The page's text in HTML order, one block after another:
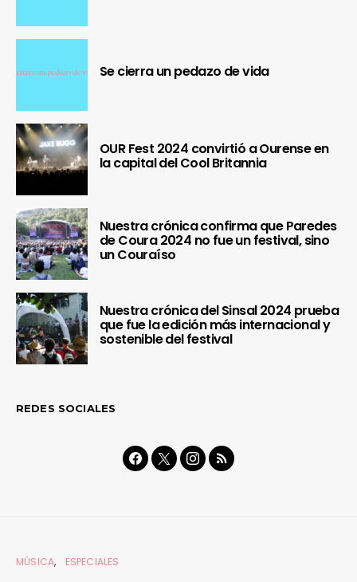
Se cierra un pedazo de vida
OUR Fest 2024 convirtió a Ourense en
la capital del Cool Britannia
Nuestra crónica confirma que Paredes
de Coura 2024 no fue un festival, sino
un Couraíso
Nuestra crónica del Sinsal 2024 prueba
que fue la edición más internacional y
sostenible del festival
REDES SOCIALES
MÚSICA ESPECIALES